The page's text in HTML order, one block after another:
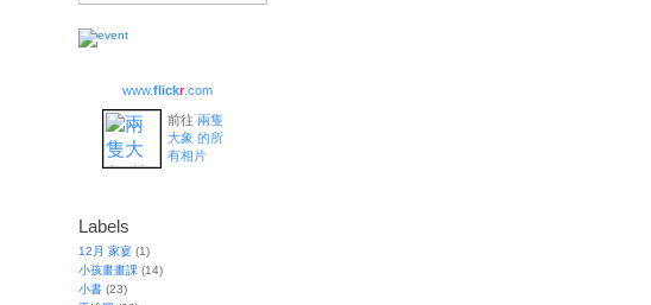
www.flickr.com
前往 兩隻
大象 的所
有相片
Labels
12月 家宴 (1)
小孩畫畫課 (14)
小書 (23)